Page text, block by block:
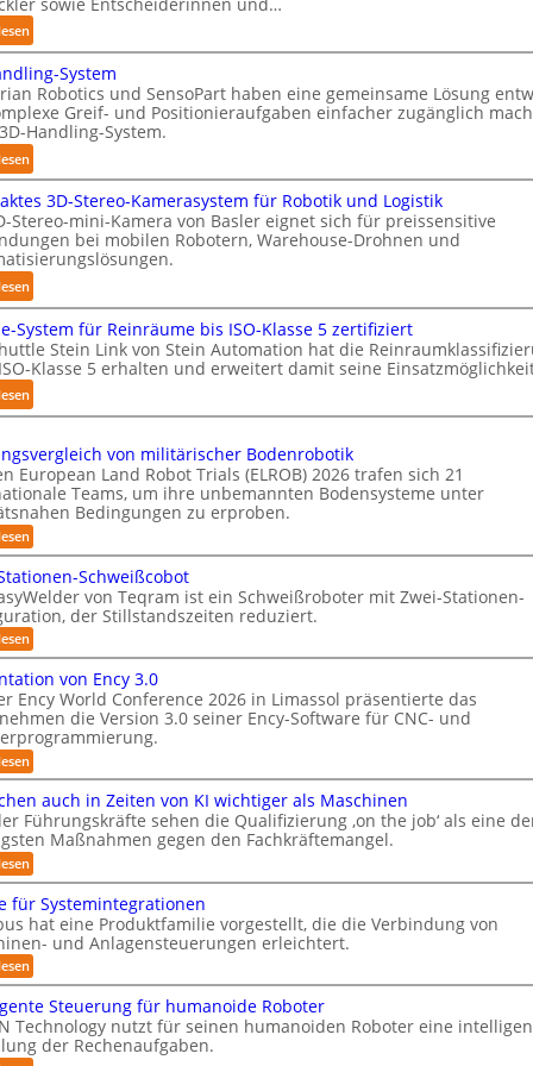
r
T
u
c
h
r
o
b
o
t
e
r
:
A
u
t
o
m
a
i
s
i
e
r
u
n
g
s
t
e
f
f
2
0
2
6
System
Robotics und SensoPart haben eine gemeinsame Lösung
Greif- und Positionieraufgaben einfacher zugänglich
Handling-System.
:
3
D
-
H
a
n
d
l
i
n
g
S
y
s
t
e
3D-Stereo-Kamerasystem für Robotik und Logistik
Stereo-mini-Kamera von Basler eignet sich für preissensitive
bei mobilen Robotern, Warehouse-Drohnen und
:
K
o
m
p
a
k
e
s
3
D
-
S
t
e
r
e
o
-
K
a
m
e
r
a
s
s
t
e
m
f
ü
r
System für Reinräume bis ISO-Klasse 5 zertifiziert
Stein Link von Stein Automation hat die
Klasse 5 erhalten und erweitert damit seine
:
S
u
t
t
l
e
-
S
y
s
t
e
m
f
ü
r
R
e
i
n
ä
u
m
e
b
i
s
von militärischer Bodenrobotik
European Land Robot Trials (ELROB) 2026 trafen sich 21
Teams, um ihre unbemannten Bodensysteme unter
Bedingungen zu erproben.
:
L
e
i
s
t
u
n
s
v
e
r
g
l
e
i
c
h
v
o
n
m
i
l
i
t
ä
r
i
s
c
Schweißcobot
von Teqram ist ein Schweißroboter mit Zwei-Stationen-
der Stillstandszeiten reduziert.
:
Z
w
e
i
-
S
t
a
i
o
n
e
n
-
S
c
h
w
e
i
ß
c
o
b
von Ency 3.0
Ency World Conference 2026 in Limassol präsentierte das
die Version 3.0 seiner Ency-Software für CNC- und
:
P
ä
s
e
n
t
t
i
o
n
v
o
n
E
n
c
auch in Zeiten von KI wichtiger als Maschinen
Führungskräfte sehen die Qualifizierung ‚on the job‘ als eine
Maßnahmen gegen den Fachkräftemangel.
:
M
n
s
c
h
e
a
u
c
h
für Systemintegrationen
hat eine Produktfamilie vorgestellt, die die Verbindung von
und Anlagensteuerungen erleichtert.
:
G
e
r
ä
t
Steuerung für humanoide Roboter
Technology nutzt für seinen humanoiden Roboter eine
der Rechenaufgaben.